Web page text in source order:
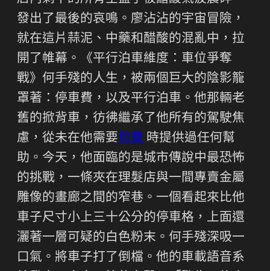
發出了最後的哀鳴。廖沾沾的宇宙冒險，
就在這片蒜泥、中藥和醋酸的混亂中，拉
開了帷幕。《平行泊車維度：車位爭奪
戰》何手殘的人生，被兩個巨大的陰影籠
罩著：停車費，以及平行泊車。他那輛老
舊的掀背車，彷彿繼承了他所有的駕駛焦
慮，從未在他需要包養 時提供過任何幫
助。今天，他面臨的是城市傳說中最恐怖
的挑戰，一條夾在理髮店與一間專賣金屬
雕像的畫廊之間的窄巷。一個看起來比他
車子尺寸小上三十公分的停車格，上面還
灑著一層可疑的白色粉末。何手殘深吸一
口氣。將車子打了倒檔。他的車載語音系